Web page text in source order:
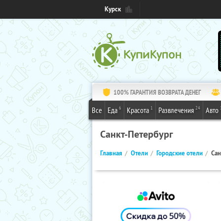
Курск
100% ГАРАНТИЯ ВОЗВРАТА ДЕНЕГ
Все Еда 6 Красота 1 Развлечения 24 Авто
Санкт-Петербург
Главная Отели Городские отели